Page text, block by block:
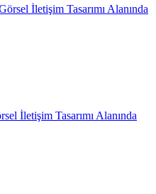
İletişim Tasarımı Alanında